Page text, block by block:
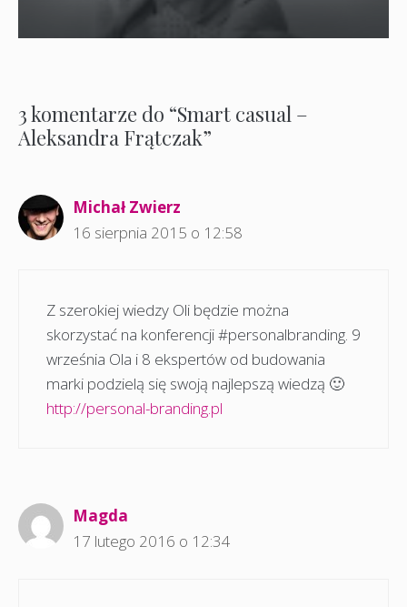
3 komentarze do “Smart casual –
Aleksandra Frątczak”
Michał Zwierz
16 sierpnia 2015 o 12:58
Z szerokiej wiedzy Oli będzie można
skorzystać na konferencji #personalbranding. 9
września Ola i 8 ekspertów od budowania
marki podzielą się swoją najlepszą wiedzą 🙂
http://personal-branding.pl
Magda
17 lutego 2016 o 12:34